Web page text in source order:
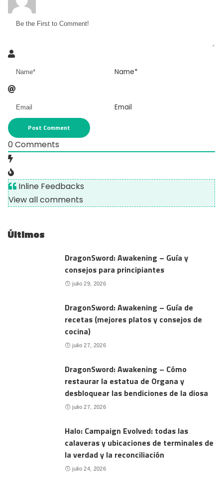
Name*
Email
0Comments
Inline Feedbacks
View all comments
Últimos
DragonSword: Awakening – Guía y
consejos para principiantes
julio 29, 2026
DragonSword: Awakening – Guía de
recetas (mejores platos y consejos de
cocina)
julio 27, 2026
DragonSword: Awakening – Cómo
restaurar la estatua de Organa y
desbloquear las bendiciones de la diosa
julio 27, 2026
Halo: Campaign Evolved: todas las
calaveras y ubicaciones de terminales de
la verdad y la reconciliación
julio 24, 2026